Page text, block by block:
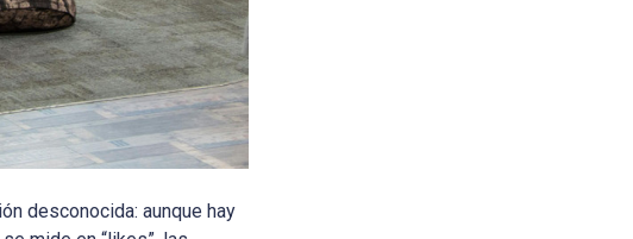
desconocida: aunque hay